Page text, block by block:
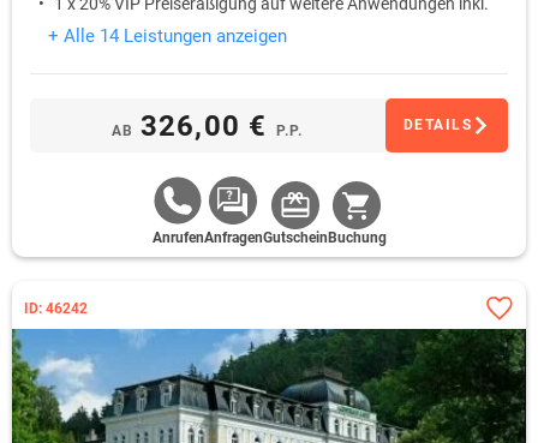
Sauna
+ Alle 14 Leistungen anzeigen
AB 326,00 € P.P. DETAILS
AnrufenAnfragenGutschein Buchung
ID: 46242